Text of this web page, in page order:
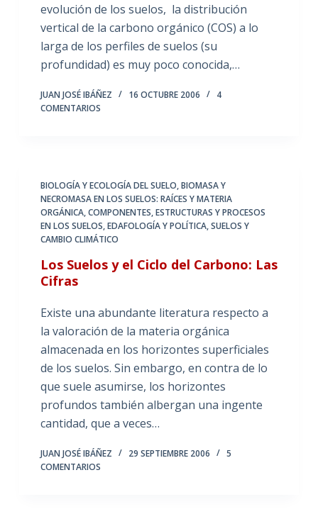
evolución de los suelos, la distribución
vertical de la carbono orgánico (COS) a lo
larga de los perfiles de suelos (su
profundidad) es muy poco conocida,…
JUAN JOSÉ IBÁÑEZ 16 OCTUBRE 2006
4
COMENTARIOS
BIOLOGÍA Y ECOLOGÍA DEL SUELO,BIOMASA Y
NECROMASA EN LOS SUELOS: RAÍCES Y MATERIA
ORGÁNICA,COMPONENTES, ESTRUCTURAS Y PROCESOS
EN LOS SUELOS,EDAFOLOGÍA Y POLÍTICA,SUELOS Y
CAMBIO CLIMÁTICO
Los Suelos y el Ciclo del Carbono: Las
Cifras
Existe una abundante literatura respecto a
la valoración de la materia orgánica
almacenada en los horizontes superficiales
de los suelos. Sin embargo, en contra de lo
que suele asumirse, los horizontes
profundos también albergan una ingente
cantidad, que a veces…
JUAN JOSÉ IBÁÑEZ 29 SEPTIEMBRE 2006
5
COMENTARIOS